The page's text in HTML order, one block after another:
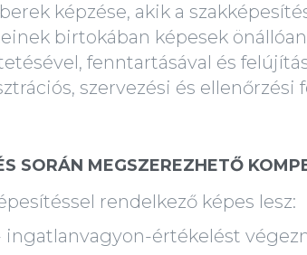
képzése, akik a
birtokában képesek
fenntartásával és
szervezési és ellenőrzési
SORÁN MEGSZEREZHETŐ
rendelkező képes lesz:
értékelést